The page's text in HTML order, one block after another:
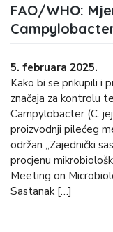
FAO/WHO:
5. februara 2025.
Kako bi se prikupili i
značaja za kontrolu
Campylobacter (C.
proizvodnji pilećeg
održan „Zajednički
procjenu
Meeting on
Sastanak […]